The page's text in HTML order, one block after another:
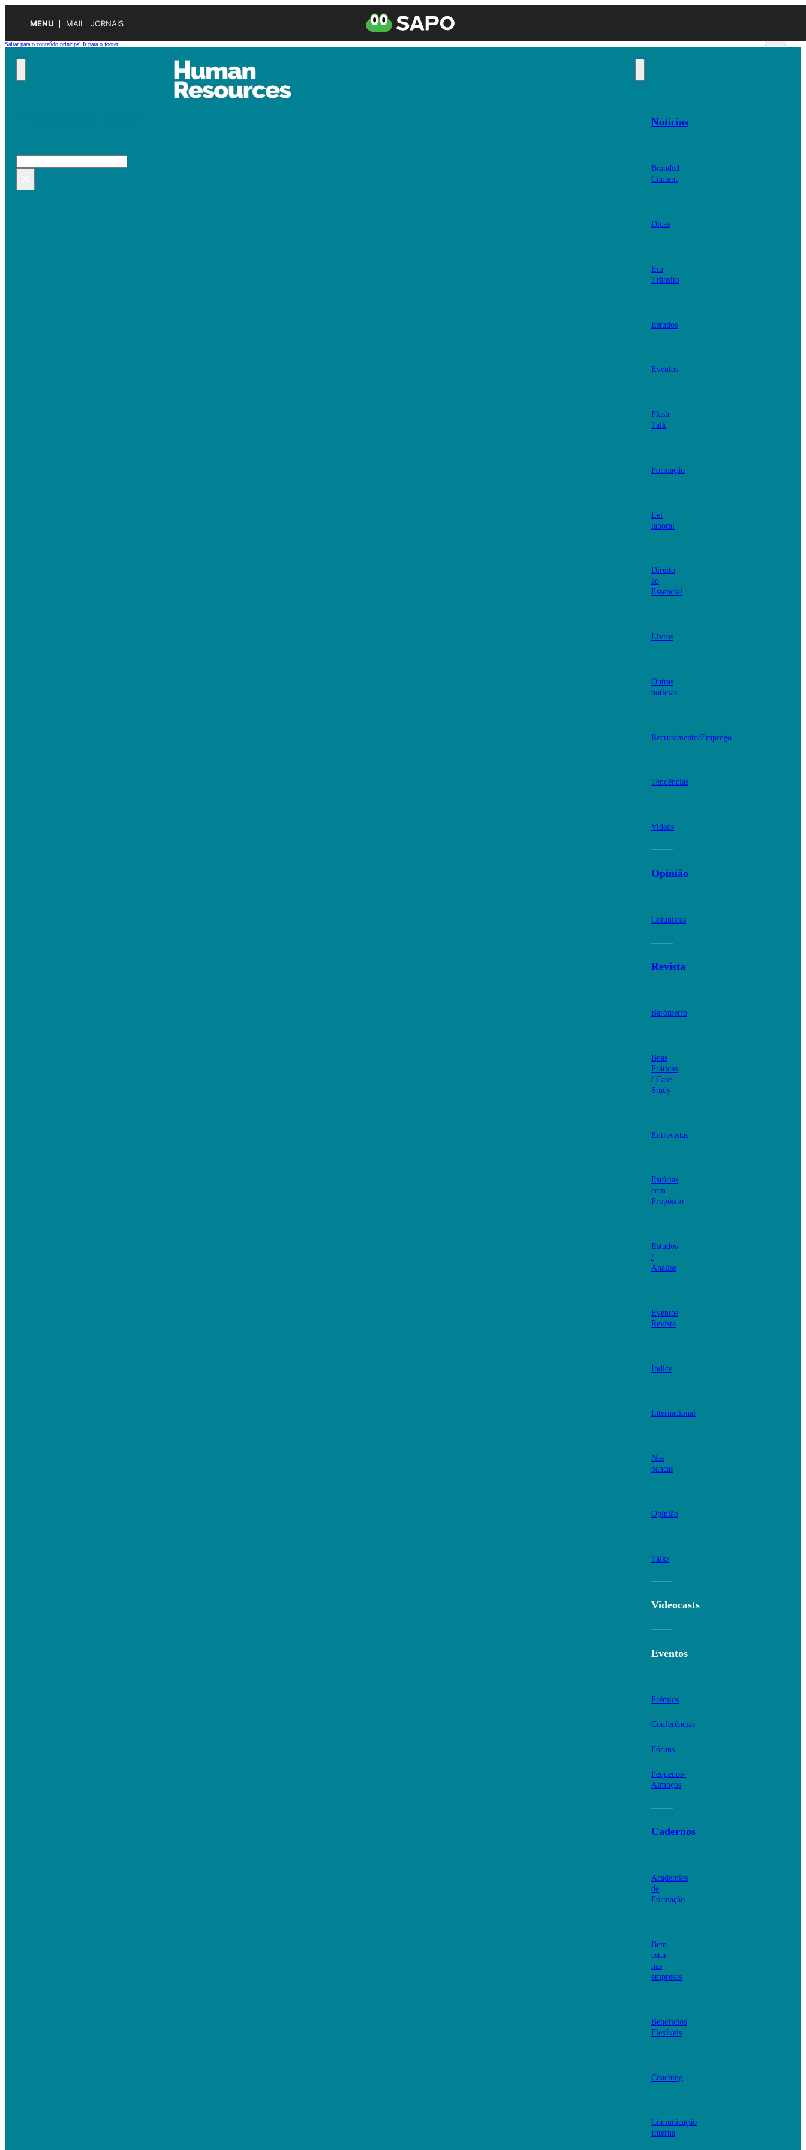
MENU MAIL JORNAIS
Saltar para o conteúdo principal Ir para o footer
Pesquisar
Notícias
Branded
Content
Dicas
Em
Trânsito
Estudos
Eventos
Flash
Talk
Formação
Lei
laboral
Direito
ao
Essencial
Livros
Outras
notícias
Recrutamento/Emprego
Tendências
Videos
Opinião
Colunistas
Revista
Barómetro
Boas
Práticas
/ Case
Study
Entrevistas
Estórias
com
Propósito
Estudos
/
Análise
Eventos
Revista
Índice
Internacional
Nas
bancas
Opinião
Talks
Videocasts
Eventos
Prémios
Conferências
Fóruns
Pequenos-
Almoços
Cadernos
Academias
de
Formação
Bem-
estar
nas
empresas
Benefícios
Flexíveis
Coaching
Comunicação
Interna